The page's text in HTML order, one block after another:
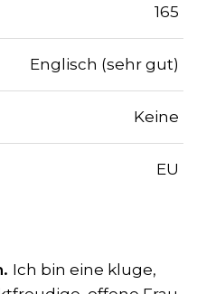
165
Englisch (sehr gut)
Keine
EU
Ich bin eine kluge,